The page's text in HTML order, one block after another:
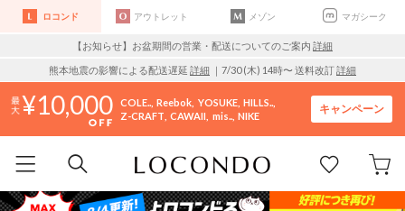
ロコンド アウトレット メゾン マガシーク
【お知らせ】お盆期間の営業・配送についてのご案内 詳細
熊本地震の影響による配送遅延 詳細 ｜7/30 (木) 14時〜 送料改訂詳細
10,000 COLE.. Reebok YOSUKE HILLS..
Z-CRAFT CAWAII mis.. NIKE
キャンペーン